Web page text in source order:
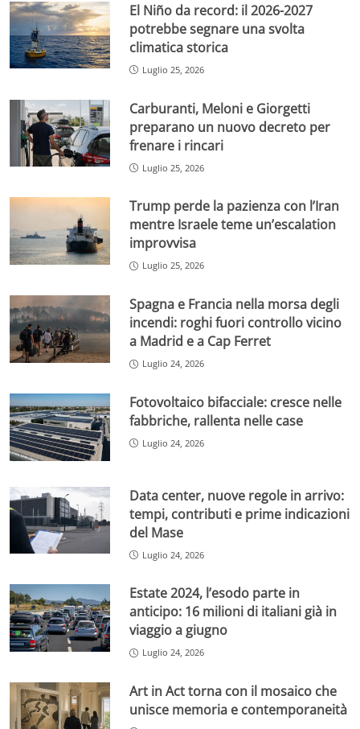
El Niño da record: il 2026-2027
potrebbe segnare una svolta
climatica storica
Luglio 25, 2026
Carburanti, Meloni e Giorgetti
preparano un nuovo decreto per
frenare i rincari
Luglio 25, 2026
Trump perde la pazienza con l’Iran
mentre Israele teme un’escalation
improvvisa
Luglio 25, 2026
Spagna e Francia nella morsa degli
incendi: roghi fuori controllo vicino
a Madrid e a Cap Ferret
Luglio 24, 2026
Fotovoltaico bifacciale: cresce nelle
fabbriche, rallenta nelle case
Luglio 24, 2026
Data center, nuove regole in arrivo:
tempi, contributi e prime indicazioni
del Mase
Luglio 24, 2026
Estate 2024, l’esodo parte in
anticipo: 16 milioni di italiani già in
viaggio a giugno
Luglio 24, 2026
Art in Act torna con il mosaico che
unisce memoria e contemporaneità